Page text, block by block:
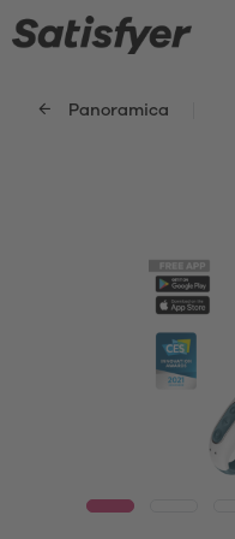
Panoramica